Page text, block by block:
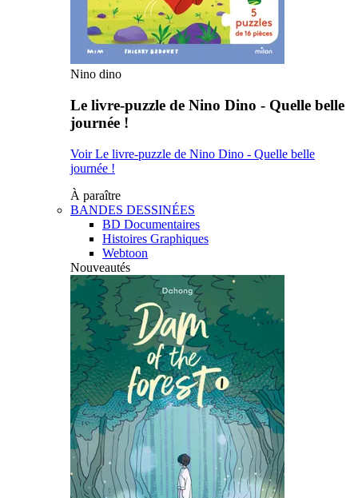
Nino dino
Le livre-puzzle de Nino Dino - Quelle belle
journée !
Voir Le livre-puzzle de Nino Dino - Quelle belle
journée !
À paraître
BANDES DESSINÉES
BD Documentaires
Histoires Graphiques
Webtoon
Nouveautés